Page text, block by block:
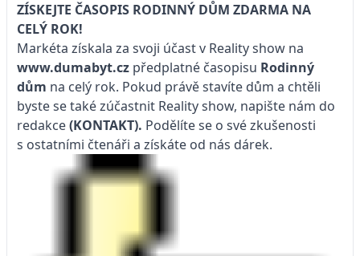
ZÍSKEJTE ČASOPIS RODINNÝ DŮM ZDARMA NA
CELÝ ROK!
Markéta získala za svoji účast v Reality show na
www.dumabyt.cz předplatné časopisu Rodinný
dům na celý rok. Pokud právě stavíte dům a chtěli
byste se také zúčastnit Reality show, napište nám do
redakce(KONTAKT). Podělíte se o své zkušenosti
s ostatními čtenáři a získáte od nás dárek.